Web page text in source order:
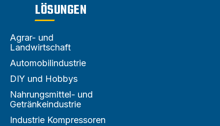
LÖSUNGEN
Agrar- und
Landwirtschaft
Automobilindustrie
DIY und Hobbys
Nahrungsmittel- und
Getränkeindustrie
Industrie Kompressoren